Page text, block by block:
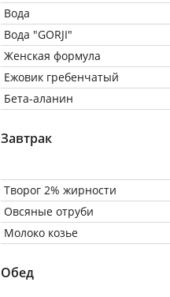
Вода
Вода "GORJI"
Женская формула
Ежовик гребенчатый
Бета-аланин
Завтрак
Творог 2% жирности
Овсяные отруби
Молоко козье
Обед